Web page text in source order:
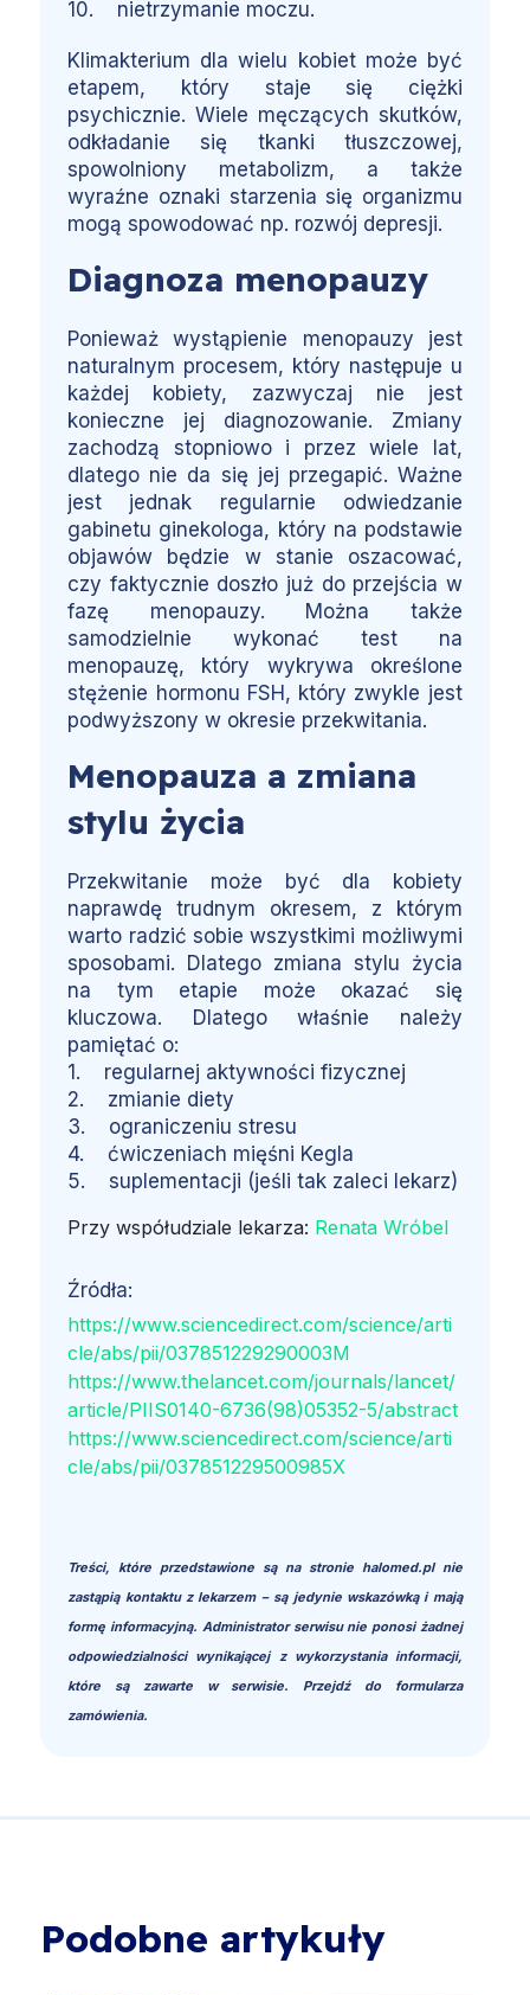
10. nietrzymanie moczu.
Klimakterium dla wielu kobiet może być
etapem, który staje się ciężki
psychicznie. Wiele męczących skutków,
odkładanie się tkanki tłuszczowej,
spowolniony metabolizm, a także
wyraźne oznaki starzenia się organizmu
mogą spowodować np. rozwój depresji.
Diagnoza menopauzy
Ponieważ wystąpienie menopauzy jest
naturalnym procesem, który następuje u
każdej kobiety, zazwyczaj nie jest
konieczne jej diagnozowanie. Zmiany
zachodzą stopniowo i przez wiele lat,
dlatego nie da się jej przegapić. Ważne
jest jednak regularnie odwiedzanie
gabinetu ginekologa, który na podstawie
objawów będzie w stanie oszacować,
czy faktycznie doszło już do przejścia w
fazę menopauzy. Można także
samodzielnie wykonać test na
menopauzę, który wykrywa określone
stężenie hormonu FSH, który zwykle jest
podwyższony w okresie przekwitania.
Menopauza a zmiana
stylu życia
Przekwitanie może być dla kobiety
naprawdę trudnym okresem, z którym
warto radzić sobie wszystkimi możliwymi
sposobami. Dlatego zmiana stylu życia
na tym etapie może okazać się
kluczowa. Dlatego właśnie należy
pamiętać o:
1. regularnej aktywności fizycznej
2. zmianie diety
3. ograniczeniu stresu
4. ćwiczeniach mięśni Kegla
5. suplementacji (jeśli tak zaleci lekarz)
Przy współudziale lekarza: Renata Wróbel
Źródła:
https://www.sciencedirect.com/science/arti
cle/abs/pii/037851229290003M
https://www.thelancet.com/journals/lancet/
article/PIIS0140-6736(98)05352-5/abstract
https://www.sciencedirect.com/science/arti
cle/abs/pii/037851229500985X
Treści, które przedstawione są na stronie halomed.pl nie
zastąpią kontaktu z lekarzem – są jedynie wskazówką i mają
formę informacyjną. Administrator serwisu nie ponosi żadnej
odpowiedzialności wynikającej z wykorzystania informacji,
które są zawarte w serwisie. Przejdź do formularza
zamówienia.
Podobne artykuły